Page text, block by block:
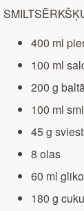
400 ml
100 ml
200 g
100 ml
45 g
8 olas
60 ml
180 g